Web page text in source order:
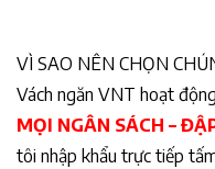
VÌ SAO NÊN CHỌN
Vách ngăn VNT hoạt
MỌI NGÂN SÁCH –
tôi nhập khẩu trực tiếp